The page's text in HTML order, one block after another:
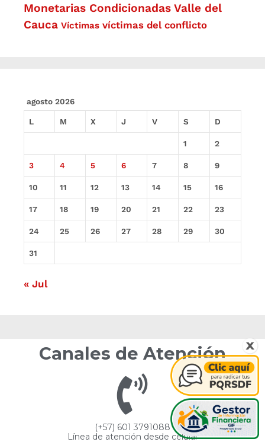
Monetarias Condicionadas Valle del
Cauca Víctimas víctimas del conflicto
agosto 2026
L M X J V S D
1 2
3 4 5 6 7 8 9
10 11 12 13 14 15 16
17 18 19 20 21 22 23
24 25 26 27 28 29 30
31
« Jul
Canales de Atención
(+57) 601 3791088
Línea de atención desde celular